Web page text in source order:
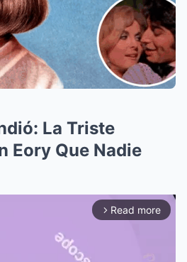
La Triste
Eory Que Nadie
arrow_forward_ios Read more